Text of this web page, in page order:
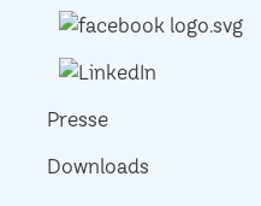
Presse
Downloads